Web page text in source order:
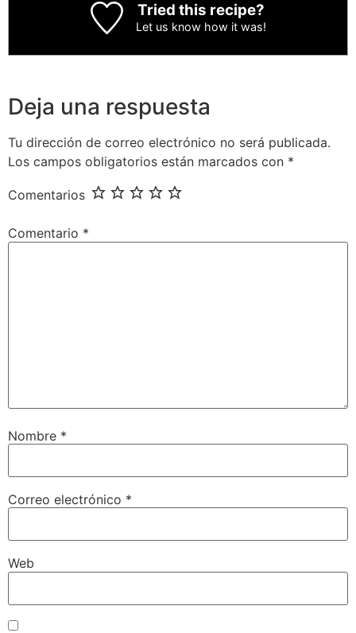
Tried this recipe?
Let us know how it was!
Deja una respuesta
Tu dirección de correo electrónico no será publicada.
Los campos obligatorios están marcados con *
Comentarios
Comentario *
Nombre *
Correo electrónico *
Web